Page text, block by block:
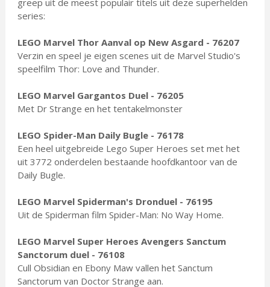
greep uit de meest populair titels uit deze superhelden
series:
LEGO Marvel Thor Aanval op New Asgard - 76207
Verzin en speel je eigen scenes uit de Marvel Studio's
speelfilm Thor: Love and Thunder.
LEGO Marvel Gargantos Duel - 76205
Met Dr Strange en het tentakelmonster
LEGO Spider-Man Daily Bugle - 76178
Een heel uitgebreide Lego Super Heroes set met het
uit 3772 onderdelen bestaande hoofdkantoor van de
Daily Bugle.
LEGO Marvel Spiderman's Dronduel - 76195
Uit de Spiderman film Spider-Man: No Way Home.
LEGO Marvel Super Heroes Avengers Sanctum
Sanctorum duel - 76108
Cull Obsidian en Ebony Maw vallen het Sanctum
Sanctorum van Doctor Strange aan.